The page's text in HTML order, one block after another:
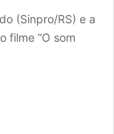
(Sinpro/RS) e a
filme “O som